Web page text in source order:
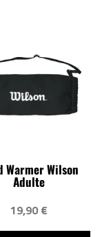
Warmer Wilson
Adulte
19,90 €